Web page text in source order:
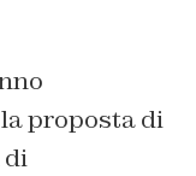
proposta di
di